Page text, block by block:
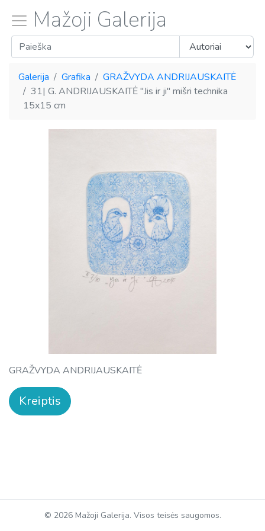
Mažoji Galerija
Galerija Grafika
GRAŽVYDA ANDRIJAUSKAITĖ
31| G. ANDRIJAUSKAITĖ "Jis ir ji" mišri technika
15x15 cm
GRAŽVYDA ANDRIJAUSKAITĖ
Kreiptis
© 2026 Mažoji Galerija. Visos teisės saugomos.